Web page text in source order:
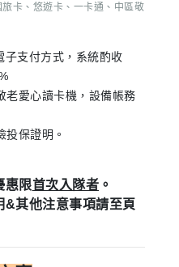
卡、悠遊卡、一卡通、中區敬
支付方式，系統酌收
愛心讀卡機，設備帳務
保證明。
惠限首次入隊者 。
&其他注意事項請至頁